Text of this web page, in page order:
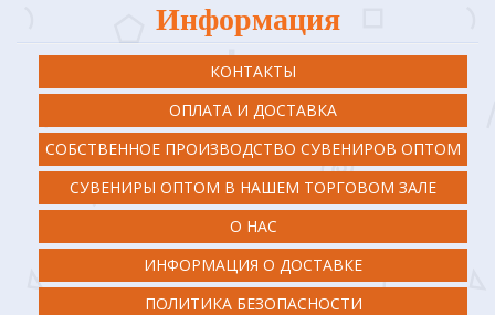
Информация
КОНТАКТЫ
ОПЛАТА И ДОСТАВКА
СОБСТВЕННОЕ ПРОИЗВОДСТВО СУВЕНИРОВ ОПТОМ
СУВЕНИРЫ ОПТОМ В НАШЕМ ТОРГОВОМ ЗАЛЕ
О НАС
ИНФОРМАЦИЯ О ДОСТАВКЕ
ПОЛИТИКА БЕЗОПАСНОСТИ